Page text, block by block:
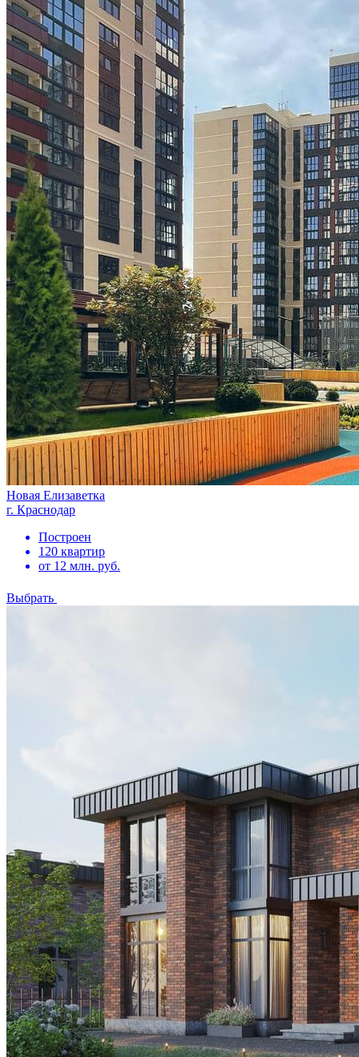
Новая Елизаветка
г. Краснодар
Построен
120 квартир
от 12 млн. руб.
Выбрать